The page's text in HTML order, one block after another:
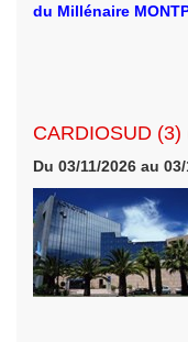
du Millénaire
CARDIOSUD (3)
Du 03/11/2026 au